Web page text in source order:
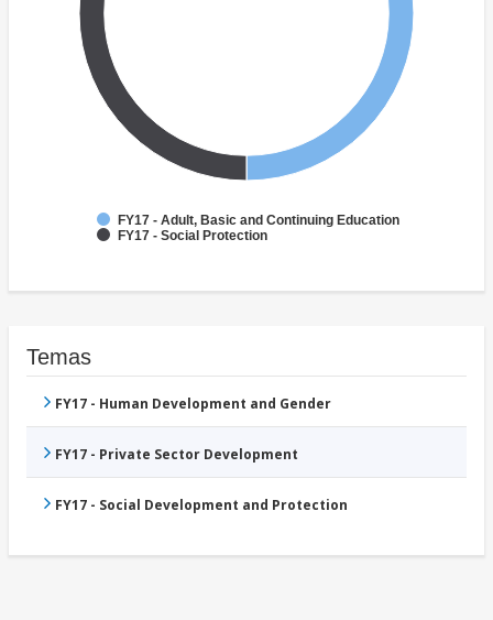
FY17 - Adult, Basic and Continuing Education
FY17 - Social Protection
Temas
FY17 - Human Development and Gender
FY17 - Private Sector Development
FY17 - Social Development and Protection